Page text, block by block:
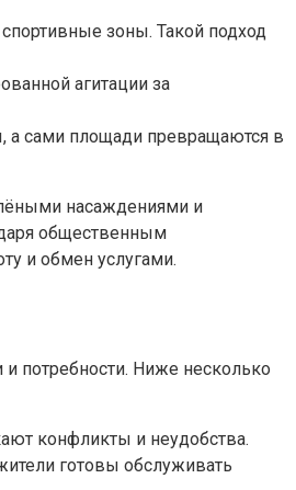
зоны. Такой подход
агитации за
а сами площади превращаются в
насаждениями и
общественным
и обмен услугами.
потребности. Ниже несколько
конфликты и неудобства.
готовы обслуживать